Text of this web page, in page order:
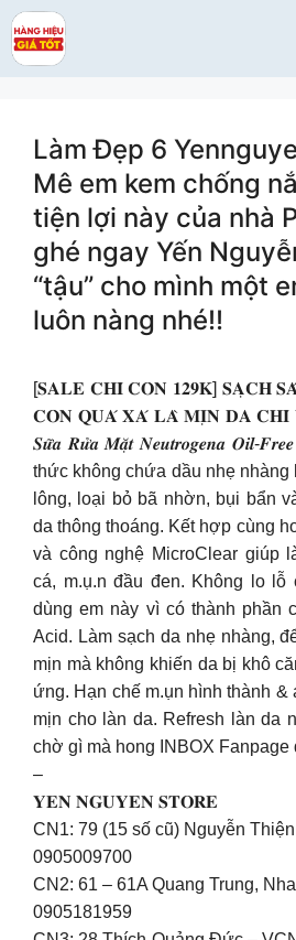
Skip
to
content
Làm Đẹp 6
Mê em kem chống
tiện lợi này của nhà
ghé ngay Yến
“tậu” cho mình một
luôn nàng nhé!!
[𝐒𝐀𝐋𝐄 𝐂𝐇𝐈̉ 𝐂𝐎̀𝐍 𝟏𝟐𝟗𝐊] 𝐒𝐀̣𝐂𝐇
𝐂𝐎̀𝐍 𝐐𝐔𝐀́ 𝐗𝐀́ 𝐋𝐀̀ 𝐌𝐈̣𝐍 𝐃𝐀 𝐂𝐇𝐈̉
𝑺𝒖̛̃𝒂 𝑹𝒖̛̉𝒂 𝑴𝒂̣̆𝒕 𝑵𝒆𝒖𝒕𝒓𝒐𝒈𝒆𝒏𝒂 𝑶𝒊𝒍-
thức không chứa dầu nhẹ nhàng
lông, loại bỏ bã nhờn, bụi bẩn
da thông thoáng. Kết hợp cùng
và công nghệ MicroClear giúp
cá, m.ụ.n đầu đen. Không lo lỗ
dùng em này vì có thành phần
Acid. Làm sạch da nhẹ nhàng,
mịn mà không khiến da bị khô
ứng. Hạn chế m.ụn hình thành &
mịn cho làn da. Refresh làn da
chờ gì mà hong INBOX Fanpage
–
𝐘𝐄𝐍 𝐍𝐆𝐔𝐘𝐄𝐍 𝐒𝐓𝐎𝐑𝐄
CN1: 79 (15 số cũ) Nguyễn
0905009700
CN2: 61 – 61A Quang Trung,
0905181959